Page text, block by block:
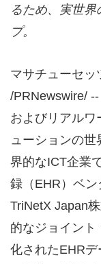
るため、実世
プ。
マサチューセッ
/PRNewswire/
およびリアルワ
ューションの
界的なICT企業
録（EHR）ベン
TriNetX Japan
的なジョイント
化されたEHR